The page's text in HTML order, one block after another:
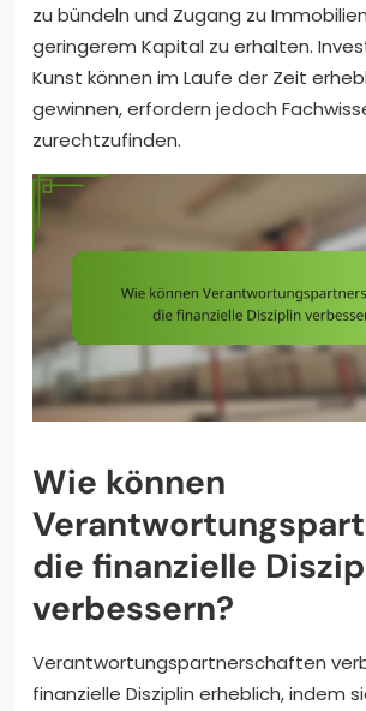
zu bündeln und Zugang zu
geringerem Kapital zu erhalten.
Kunst können im Laufe der Zeit
gewinnen, erfordern jedoch
zurechtzufinden.
Wie können
die finanzielle
verbessern?
Verantwortungspartnerschaften
finanzielle Disziplin erheblich, indem